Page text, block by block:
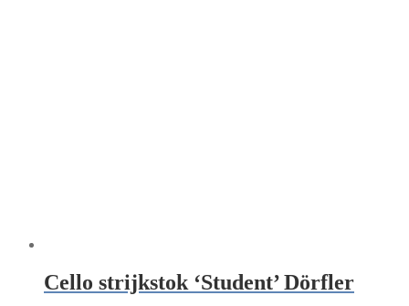
Cello strijkstok ‘Student’ Dörfler